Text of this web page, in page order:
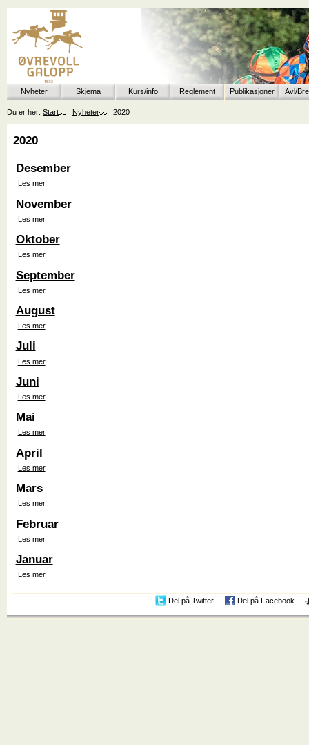
Nyheter Skjema Kurs/info Reglement Publikasjoner Avl/
Du er her: Start Nyheter 2020
2020
Desember
Les mer
November
Les mer
Oktober
Les mer
September
Les mer
August
Les mer
Juli
Les mer
Juni
Les mer
Mai
Les mer
April
Les mer
Mars
Les mer
Februar
Les mer
Januar
Les mer
Del på Twitter Del på Facebook